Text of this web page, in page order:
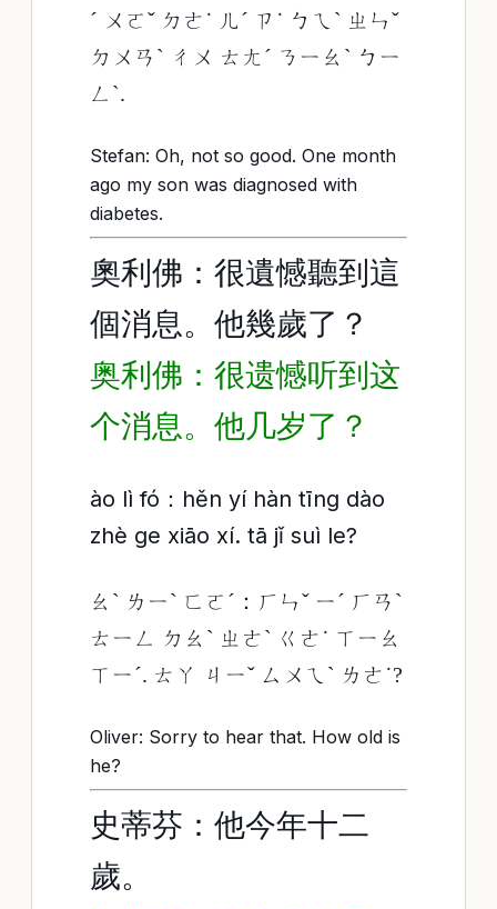
ˊ ㄨㄛˇ ㄉㄜ˙ ㄦˊ ㄗ˙ ㄅㄟˋ ㄓㄣˇ
ㄉㄨㄢˋ ㄔㄨ ㄊㄤˊ ㄋㄧㄠˋ ㄅㄧ
ㄥˋ.
Stefan: Oh, not so good. One month
ago my son was diagnosed with
diabetes.
奧利佛：很遺憾聽到這
個消息。他幾歲了？
奥利佛：很遗憾听到这
个消息。他几岁了？
ào lì fó：hěn yí hàn tīng dào
zhè ge xiāo xí. tā jǐ suì le?
ㄠˋ ㄌㄧˋ ㄈㄛˊ：ㄏㄣˇ ㄧˊ ㄏㄢˋ
ㄊㄧㄥ ㄉㄠˋ ㄓㄜˋ ㄍㄜ˙ ㄒㄧㄠ
ㄒㄧˊ. ㄊㄚ ㄐㄧˇ ㄙㄨㄟˋ ㄌㄜ˙?
Oliver: Sorry to hear that. How old is
he?
史蒂芬：他今年十二
歲。